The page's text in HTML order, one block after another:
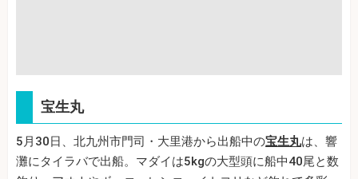
宝生丸
5月30日、北九州市門司・大里港から出船中の宝生丸は、響
灘にタイラバで出船。マダイは5kgの大型頭に船中40尾と数